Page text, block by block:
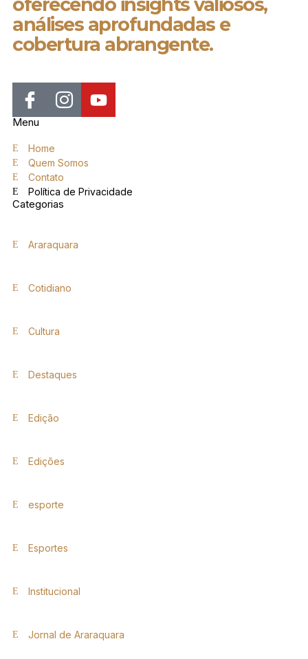
oferecendo insights valiosos,
análises aprofundadas e
cobertura abrangente.
Menu
Home
Quem Somos
Contato
Política de Privacidade
Categorias
Araraquara
Cotidiano
Cultura
Destaques
Edição
Edições
esporte
Esportes
Institucional
Jornal de Araraquara